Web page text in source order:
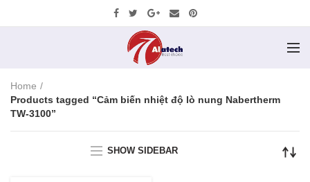
Home
Products tagged “Cảm biến nhiệt độ lò nung Nabertherm
TW-3100”
SHOW SIDEBAR